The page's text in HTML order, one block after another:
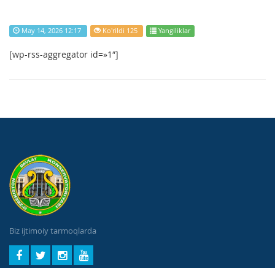
May 14, 2026 12:17 Ko'rildi 125 Yangiliklar
[wp-rss-aggregator id=»1″]
Biz ijtimoiy tarmoqlarda